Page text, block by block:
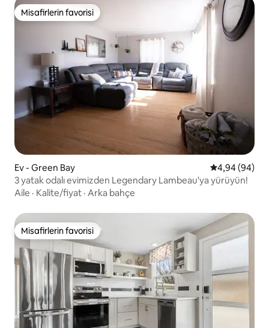
Misafirlerin favorisi
Misafirlerin favorisi
Ev - Green Bay 5 üzerinden
4,94 (94)
3 yatak odalı evimizden Legendary Lambeau'ya yürüyün!
Aile · Kalite/fiyat · Arka bahçe
Misafirlerin favorisi
Misafirlerin favorisi